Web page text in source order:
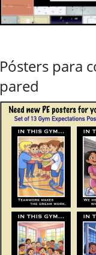
Pósters para
pared